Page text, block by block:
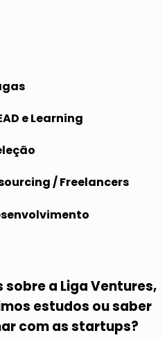
e Learning
/ Freelancers
a Liga Ventures,
estudos ou saber
com as startups?